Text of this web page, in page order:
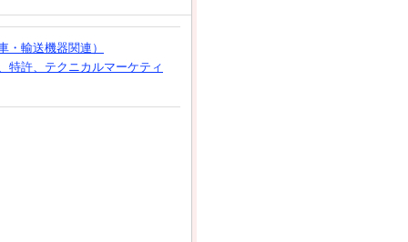
・輸送機器関連）
特許、テクニカルマーケティ